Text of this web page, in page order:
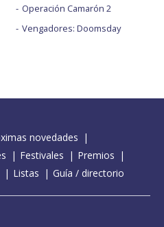
Operación Camarón 2
Vengadores: Doomsday
novedades
Festivales
Premios
Listas Guía / directorio